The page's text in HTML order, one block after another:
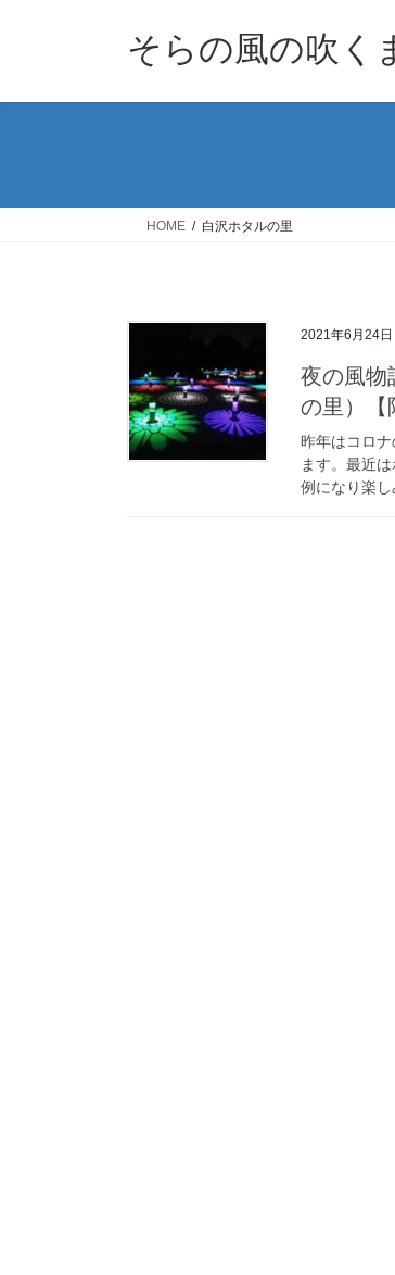
そらの風の吹く
HOME 白沢ホタルの里
2021年6月24日
夜の風物
の里）【
昨年はコロ
ます。最近
例になり楽し